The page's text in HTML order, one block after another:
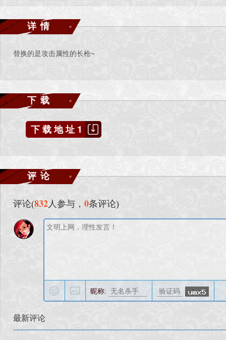
详情
替换的是攻击属性的长枪~
下载
下载地址1
评论
评论(832 人参与， 0条评论)
昵称:
最新评论